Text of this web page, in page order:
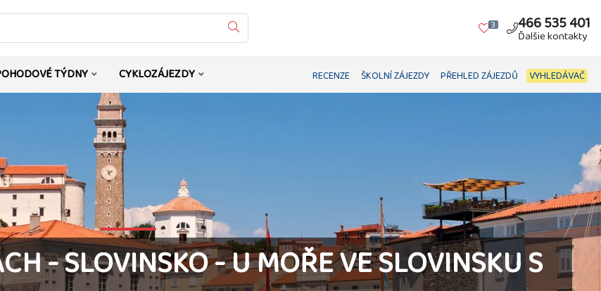
Vyhledat 3 466 535 401
Ďalšie kontakty
TÝDNY CYKLOZÁJEZDY RECENZE ŠKOLNÍ ZÁJEZDY PŘEHLED ZÁJEZDŮ VYHLEDÁVAČ
- SLOVINSKO - U MOŘE VE SLOVINSKU S